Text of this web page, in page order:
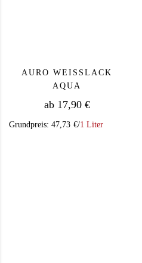
AURO WEISSLACK
AQUA
ab 17,90 €
Grundpreis: 47,73 €/1 Liter